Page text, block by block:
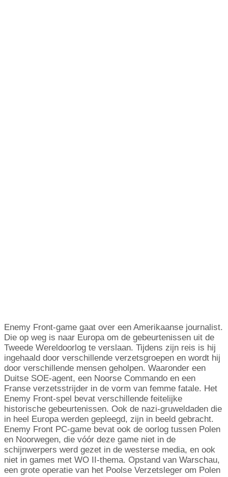
Enemy Front-game gaat over een Amerikaanse journalist.
Die op weg is naar Europa om de gebeurtenissen uit de
Tweede Wereldoorlog te verslaan. Tijdens zijn reis is hij
ingehaald door verschillende verzetsgroepen en wordt hij
door verschillende mensen geholpen. Waaronder een
Duitse SOE-agent, een Noorse Commando en een
Franse verzetsstrijder in de vorm van femme fatale. Het
Enemy Front-spel bevat verschillende feitelijke
historische gebeurtenissen. Ook de nazi-gruweldaden die
in heel Europa werden gepleegd, zijn in beeld gebracht.
Enemy Front PC-game bevat ook de oorlog tussen Polen
en Noorwegen, die vóór deze game niet in de
schijnwerpers werd gezet in de westerse media, en ook
niet in games met WO II-thema. Opstand van Warschau,
een grote operatie van het Poolse Verzetsleger om Polen